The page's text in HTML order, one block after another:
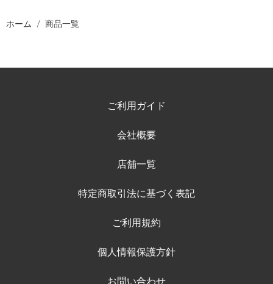
ホーム 商品一覧
ご利用ガイド
会社概要
店舗一覧
特定商取引法に基づく表記
ご利用規約
個人情報保護方針
お問い合わせ